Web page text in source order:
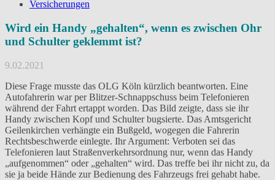
Versicherungen
Wird ein Handy „gehalten“, wenn es zwischen Ohr
und Schulter geklemmt ist?
9.02.2021
Diese Frage musste das OLG Köln kürzlich beantworten. Eine
Autofahrerin war per Blitzer-Schnappschuss beim Telefonieren
während der Fahrt ertappt worden. Das Bild zeigte, dass sie ihr
Handy zwischen Kopf und Schulter bugsierte. Das Amtsgericht
Geilenkirchen verhängte ein Bußgeld, wogegen die Fahrerin
Rechtsbeschwerde einlegte. Ihr Argument: Verboten sei das
Telefonieren laut Straßenverkehrsordnung nur, wenn das Handy
„aufgenommen“ oder „gehalten“ wird. Das treffe bei ihr nicht zu, da
sie ja beide Hände zur Bedienung des Fahrzeugs frei gehabt habe.